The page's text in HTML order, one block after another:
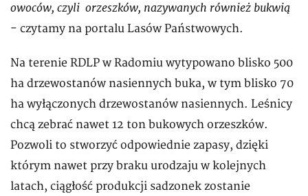
owoców, czyli orzeszków, nazywanych również bukwią
- czytamy na portalu Lasów Państwowych.
Na terenie RDLP w Radomiu wytypowano blisko 500
ha drzewostanów nasiennych buka, w tym blisko 70
ha wyłączonych drzewostanów nasiennych. Leśnicy
chcą zebrać nawet 12 ton bukowych orzeszków.
Pozwoli to stworzyć odpowiednie zapasy, dzięki
którym nawet przy braku urodzaju w kolejnych
latach, ciągłość produkcji sadzonek zostanie